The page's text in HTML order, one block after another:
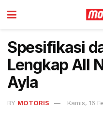
Spesifikasi
Lengkap All
Ayla
BY MOTORIS Kamis, 16